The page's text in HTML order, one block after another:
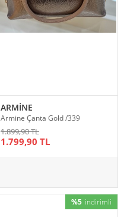
ARMİNE
Armine Çanta Gold /339
1.899,90 TL
1.799,90 TL
%5 indirimli